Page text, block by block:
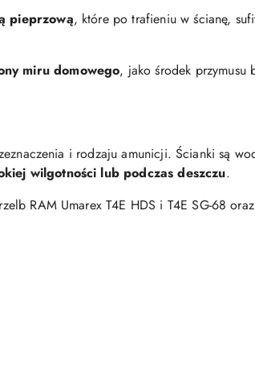
pieprzową, które po trafieniu w ścianę,
miru domowego, jako środek przymusu
i rodzaju amunicji. Ścianki są
wilgotności lub podczas deszczu.
RAM Umarex T4E HDS i T4E SG-68